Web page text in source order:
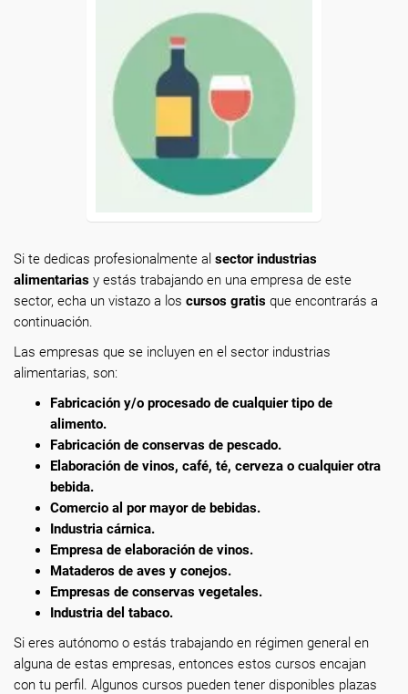
Si te dedicas profesionalmente al sector industrias
alimentarias y estás trabajando en una empresa de este
sector, echa un vistazo a los cursos gratis que encontrarás a
continuación.
Las empresas que se incluyen en el sector industrias
alimentarias, son:
Fabricación y/o procesado de cualquier tipo de
alimento.
Fabricación de conservas de pescado.
Elaboración de vinos, café, té, cerveza o cualquier otra
bebida.
Comercio al por mayor de bebidas.
Industria cárnica.
Empresa de elaboración de vinos.
Mataderos de aves y conejos.
Empresas de conservas vegetales.
Industria del tabaco.
Si eres autónomo o estás trabajando en régimen general en
alguna de estas empresas, entonces estos cursos encajan
con tu perfil. Algunos cursos pueden tener disponibles plazas